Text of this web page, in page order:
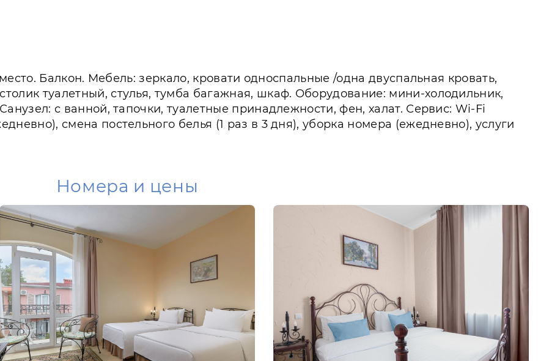
Балкон. Мебель: зеркало, кровати односпальные /одна двуспальная кровать,
туалетный, стулья, тумба багажная, шкаф. Оборудование: мини-холодильник,
с ванной, тапочки, туалетные принадлежности, фен, халат. Сервис: Wi-Fi
смена постельного белья (1 раз в 3 дня), уборка номера (ежедневно), услуги
Номера и цены